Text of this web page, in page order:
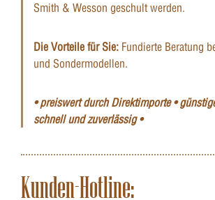
Smith & Wesson geschult werden.
Die Vorteile für Sie: Fundierte Beratung
und Sondermodellen.
• preiswert durch Direktimporte •
schnell und zuverlässig •
Kunden-Hotline: